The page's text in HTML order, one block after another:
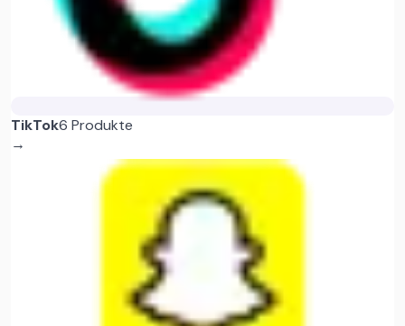
TikTok6 Produkte
→